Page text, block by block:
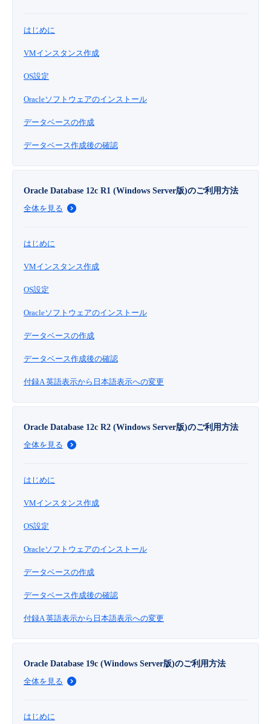
はじめに
VMインスタンス作成
OS設定
Oracleソフトウェアのインストール
データベースの作成
データベース作成後の確認
Oracle Database 12c R1 (Windows Server版)のご利用方法
全体を見る
はじめに
VMインスタンス作成
OS設定
Oracleソフトウェアのインストール
データベースの作成
データベース作成後の確認
付録A 英語表示から日本語表示への変更
Oracle Database 12c R2 (Windows Server版)のご利用方法
全体を見る
はじめに
VMインスタンス作成
OS設定
Oracleソフトウェアのインストール
データベースの作成
データベース作成後の確認
付録A 英語表示から日本語表示への変更
Oracle Database 19c (Windows Server版)のご利用方法
全体を見る
はじめに